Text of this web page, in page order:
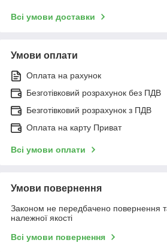
Всі умови доставки
Умови оплати
Оплата на рахунок
Безготівковий розрахунок без ПДВ
Безготівковий розрахунок з ПДВ
Оплата на карту Приват
Всі умови оплати
Умови повернення
Законом не передбачено повернення
належної якості
Всі умови повернення